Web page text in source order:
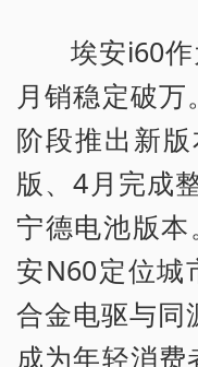
埃安i60
月销稳定破
阶段推出新
版、4月完成
宁德电池版
安N60定位城
合金电驱与同
成为年轻消费